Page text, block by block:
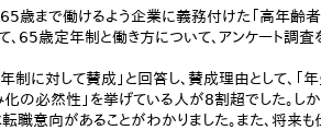
歳まで働けるよう企業に義務付けた「高年
、65歳定年制と働き方について、アンケート調査
に対して賛成」と回答し、賛成理由として、「
の必然性」を挙げている人が8割超でした。し
職意向があることがわかりました。また、将来